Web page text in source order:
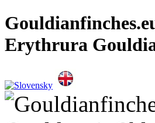
Erythrura